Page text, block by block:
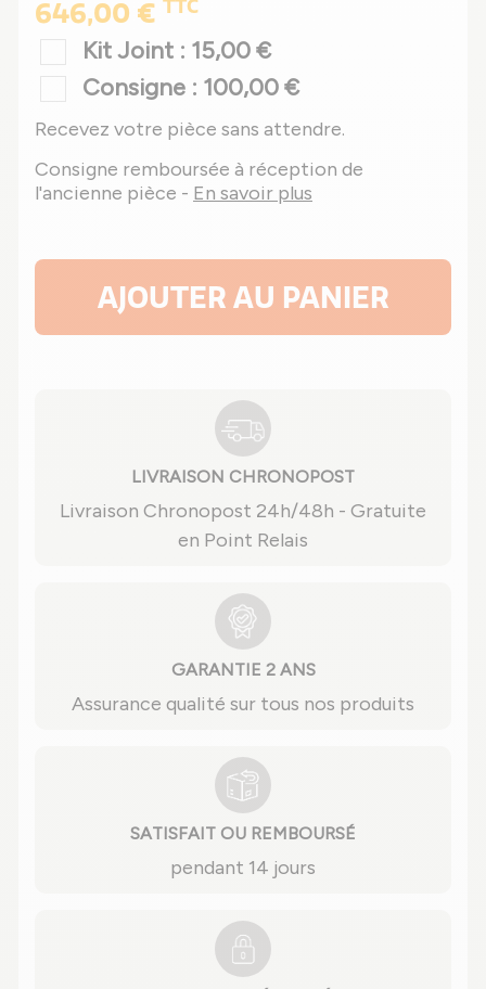
646,00 € TTC
Kit Joint : 15,00 €
Consigne : 100,00 €
Recevez votre pièce sans attendre.
Consigne remboursée à réception de
l'ancienne pièce - En savoir plus
AJOUTER AU PANIER
LIVRAISON CHRONOPOST
Livraison Chronopost 24h/48h - Gratuite
en Point Relais
GARANTIE 2 ANS
Assurance qualité sur tous nos produits
SATISFAIT OU REMBOURSÉ
pendant 14 jours